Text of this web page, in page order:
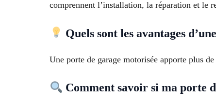
comprennent l’installation, la réparation et le
Quels sont les avantages
Une porte de garage motorisée apporte plus
Comment savoir si ma porte